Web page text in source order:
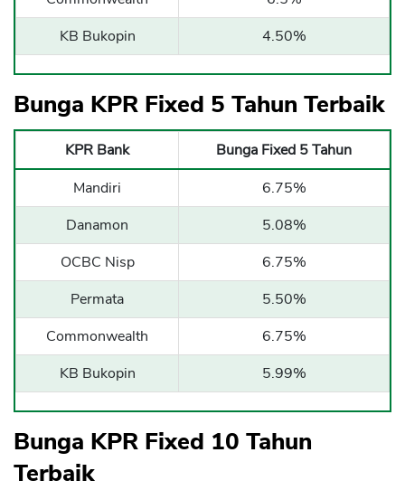
KB Bukopin
4.50%
Bunga KPR Fixed 5 Tahun Terbaik
KPR Bank
Bunga Fixed 5 Tahun
Mandiri
6.75%
Danamon
5.08%
OCBC Nisp
6.75%
Permata
5.50%
Commonwealth
6.75%
KB Bukopin
5.99%
Bunga KPR Fixed 10 Tahun
Terbaik
OK
CANCEL